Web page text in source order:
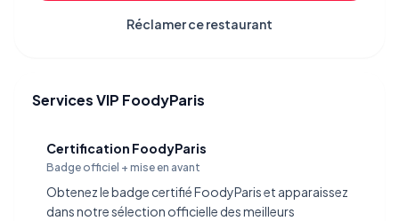
Réclamer ce restaurant
Services VIP FoodyParis
Certification FoodyParis
Badge officiel + mise en avant
Obtenez le badge certifié FoodyParis et apparaissez
dans notre sélection officielle des meilleurs